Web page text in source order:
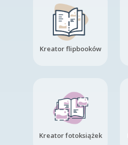
Kreator flipbooków
Kreator fotoksiążek